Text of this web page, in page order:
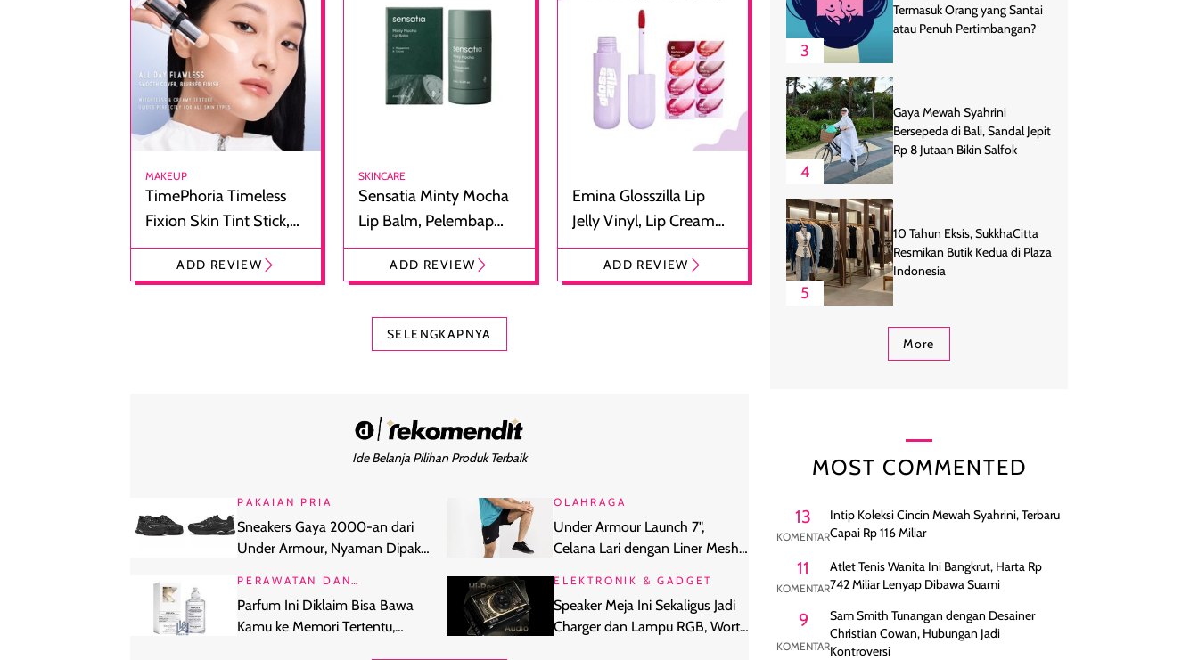
MAKEUP
TimePhoria Timeless
Fixion Skin Tint Stick,
Foundation dan
Concealer 2-in-1
ADD REVIEW
SKINCARE
Sensatia Minty Mocha
Lip Balm, Pelembap
Bibir dengan Aroma
CokelatADD REVIEW
Emina Glosszilla Lip
Jelly Vinyl, Lip Cream
Glossy Ringan dengan
Efek Bibir Plumpy
ADD REVIEW
SELENGKAPNYA
Ide Belanja Pilihan Produk Terbaik
PAKAIAN PRIA
Sneakers Gaya 2000-an dari
Under Armour, Nyaman Dipakai
OLAHRAGA
Under Armour Launch 7",
Celana Lari dengan Liner Mesh
PERAWATAN DAN
Parfum Ini Diklaim Bisa Bawa
Kamu ke Memori Tertentu,
ELEKTRONIK & GADGET
Speaker Meja Ini Sekaligus Jadi
Charger dan Lampu RGB, Worth
3
Termasuk Orang yang Santai
atau Penuh Pertimbangan?
4
Gaya Mewah Syahrini
Bersepeda di Bali, Sandal Jepit
Rp 8 Jutaan Bikin Salfok
5
10 Tahun Eksis, SukkhaCitta
Resmikan Butik Kedua di Plaza
Indonesia
More
MOST COMMENTED
13
KOMENTAR
Intip Koleksi Cincin Mewah Syahrini, Terbaru
Capai Rp 116 Miliar
11
KOMENTAR
Atlet Tenis Wanita Ini Bangkrut, Harta Rp
742 Miliar Lenyap Dibawa Suami
9
KOMENTAR
Sam Smith Tunangan dengan Desainer
Christian Cowan, Hubungan Jadi
Kontroversi